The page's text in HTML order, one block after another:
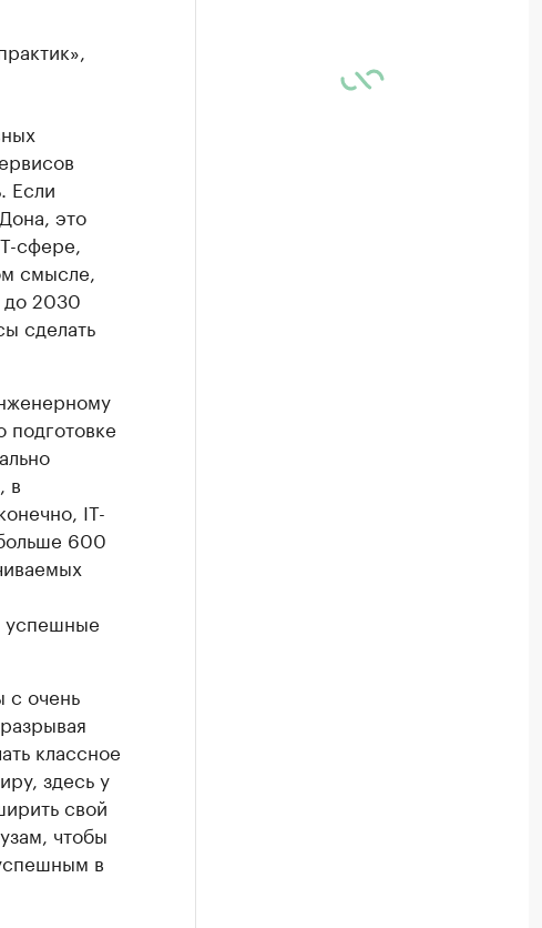
Если
это
сфере,
смысле,
до 2030
сделать
в
IT-
600
успешные
с очень
классное
здесь у
свой
чтобы
в